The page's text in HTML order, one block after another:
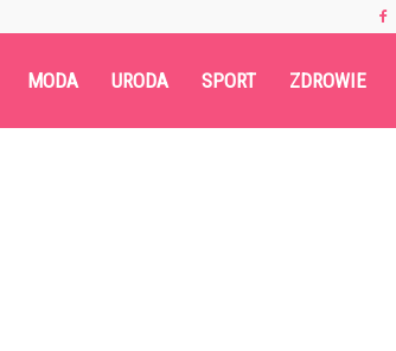
MODA URODA SPORT ZDROWIE